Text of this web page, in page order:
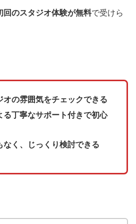
回のスタジオ体験が無料で受けら
オの雰囲気をチェックできる
る丁寧なサポート付きで初心
なく、じっくり検討できる